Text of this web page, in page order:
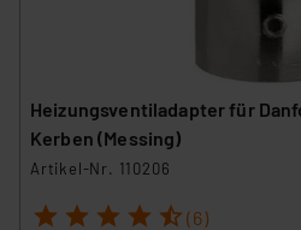
Heizungsventiladapter für
Kerben (Messing)
Artikel-Nr. 110206
1 2 3 4 5 (6)